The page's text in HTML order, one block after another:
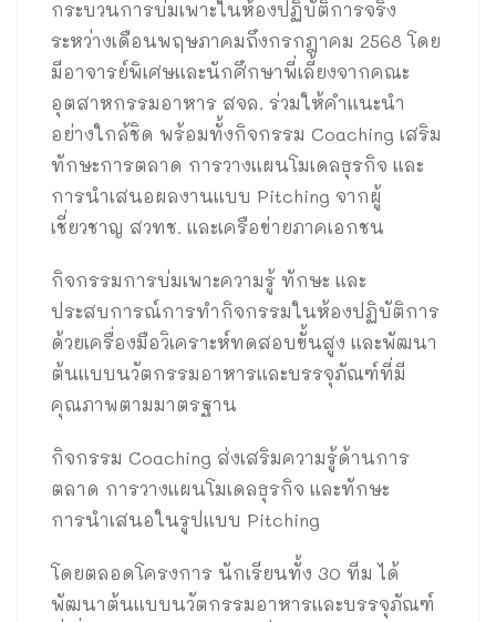
กระบวนการบ่มเพาะในห้องปฏิบัติการจริง
ระหว่างเดือนพฤษภาคมถึงกรกฎาคม 2568 โดย
มีอาจารย์พิเศษและนักศึกษาพี่เลี้ยงจากคณะ
อุตสาหกรรมอาหาร สจล. ร่วมให้คำแนะนำ
อย่างใกล้ชิด พร้อมทั้งกิจกรรม Coaching เสริม
ทักษะการตลาด การวางแผนโมเดลธุรกิจ และ
การนำเสนอผลงานแบบ Pitching จากผู้
เชี่ยวชาญ สวทช. และเครือข่ายภาคเอกชน
กิจกรรมการบ่มเพาะความรู้ ทักษะ และ
ประสบการณ์การทำกิจกรรมในห้องปฏิบัติการ
ด้วยเครื่องมือวิเคราะห์ทดสอบขั้นสูง และพัฒนา
ต้นแบบนวัตกรรมอาหารและบรรจุภัณฑ์ที่มี
คุณภาพตามมาตรฐาน
กิจกรรม Coaching ส่งเสริมความรู้ด้านการ
ตลาด การวางแผนโมเดลธุรกิจ และทักษะ
การนำเสนอในรูปแบบ Pitching
โดยตลอดโครงการ นักเรียนทั้ง 30 ทีม ได้
พัฒนาต้นแบบนวัตกรรมอาหารและบรรจุภัณฑ์